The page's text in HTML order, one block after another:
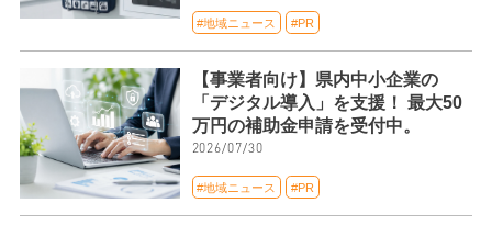
#地域ニュース #PR
【事業者向け】県内中小企業の
「デジタル導入」を支援！ 最大50
万円の補助金申請を受付中。
2026/07/30
#地域ニュース #PR